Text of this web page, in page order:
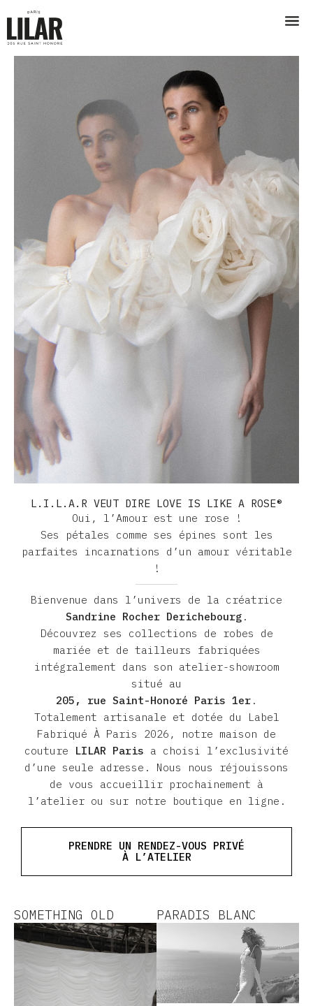
L.I.L.A.R VEUT DIRE LOVE IS LIKE A ROSE®
Oui, l’Amour est une rose !
Ses pétales comme ses épines sont les
parfaites incarnations d’un amour véritable
!
Bienvenue dans l’univers de la créatrice
Sandrine Rocher Derichebourg.
Découvrez ses collections de robes de
mariée et de tailleurs fabriquées
intégralement dans son atelier-showroom
situé au
205, rue Saint-Honoré Paris 1er .
Totalement artisanale et dotée du Label
Fabriqué À Paris 2026, notre maison de
couture
LILAR Paris a choisi l’exclusivité
d’une seule adresse. Nous nous réjouissons
de vous accueillir prochainement à
l’atelier ou sur notre boutique en ligne.
PRENDRE UN RENDEZ-VOUS PRIVÉ
À L’ATELIER
SOMETHING OLD PARADIS BLANC